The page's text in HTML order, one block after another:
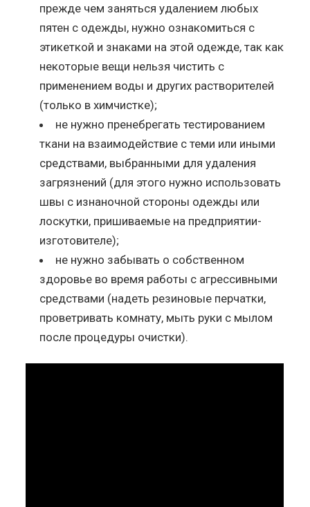
прежде чем заняться удалением любых
пятен с одежды, нужно ознакомиться с
этикеткой и знаками на этой одежде, так как
некоторые вещи нельзя чистить с
применением воды и других растворителей
(только в химчистке);
не нужно пренебрегать тестированием
ткани на взаимодействие с теми или иными
средствами, выбранными для удаления
загрязнений (для этого нужно использовать
швы с изнаночной стороны одежды или
лоскутки, пришиваемые на предприятии-
изготовителе);
не нужно забывать о собственном
здоровье во время работы с агрессивными
средствами (надеть резиновые перчатки,
проветривать комнату, мыть руки с мылом
после процедуры очистки).